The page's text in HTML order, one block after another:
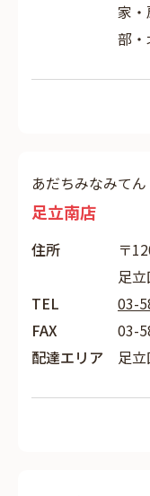
家
部・
あだちみなみてん
足立南店
住所
〒
足
TEL
03-
FAX
03-
配達エリア
足立